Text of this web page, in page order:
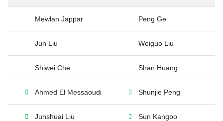
Mewlan Jappar Peng Ge
Jun Liu Weiguo Liu
Shiwei Che Shan Huang
Ahmed El Messaoudi Shunjie Peng
Junshuai Liu Sun Kangbo